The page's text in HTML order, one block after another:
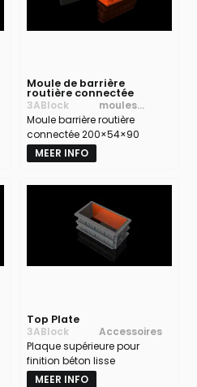
Moule de barrière
routière connectée
3ABlock
moules
barrières
routières
Moule barrière routière
connectée 200×54×90
MEER INFO
Top Plate
3ABlock
Accessoires
Plaque supérieure pour
finition béton lisse
MEER INFO